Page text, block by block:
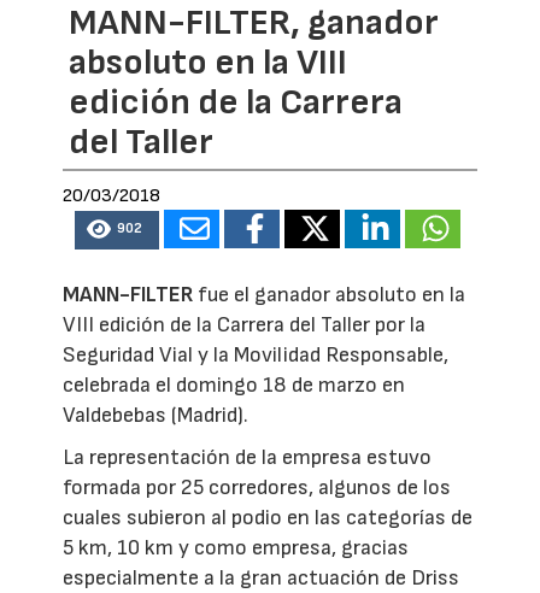
MANN-FILTER, ganador
absoluto en la VIII
edición de la Carrera
del Taller
20/03/2018
902
MANN-FILTER fue el ganador absoluto en la
VIII edición de la Carrera del Taller por la
Seguridad Vial y la Movilidad Responsable,
celebrada el domingo 18 de marzo en
Valdebebas (Madrid).
La representación de la empresa estuvo
formada por 25 corredores, algunos de los
cuales subieron al podio en las categorías de
5 km, 10 km y como empresa, gracias
especialmente a la gran actuación de Driss